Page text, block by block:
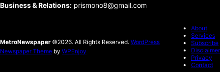
Business & Relations: prismono8@gmail.com
MetroNewspaper ©2026. All Rights Reserved. WordPress
Newspaper Theme by WPEnjoy
About
Services
Subscribe
Disclaimer
Privacy
Contact